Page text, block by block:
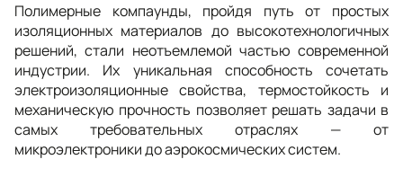
Полимерные компаунды, пройдя путь от простых
изоляционных материалов до высокотехнологичных
решений, стали неотъемлемой частью современной
индустрии. Их уникальная способность сочетать
электроизоляционные свойства, термостойкость и
механическую прочность позволяет решать задачи в
самых требовательных отраслях — от
микроэлектроники до аэрокосмических систем.